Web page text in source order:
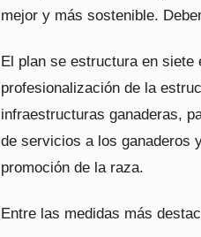
mejor y más sostenible.
El plan se estructura en siete
profesionalización de la
infraestructuras ganaderas,
de servicios a los ganaderos
promoción de la raza.
Entre las medidas más